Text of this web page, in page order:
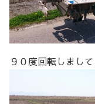
９０度回転しまして